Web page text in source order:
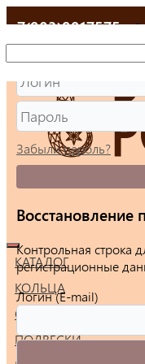
+7(903)9917575
КАТАЛОГ
КОЛЬЦА
СЕРЬГИ
ПОДВЕСКИ
Забыли пароль?
Восстановление
Контрольная строка
регистрационные
Логин (E-mail)